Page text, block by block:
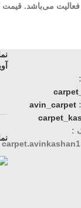
و عمده در حال فعالیت
avin_carpet
: